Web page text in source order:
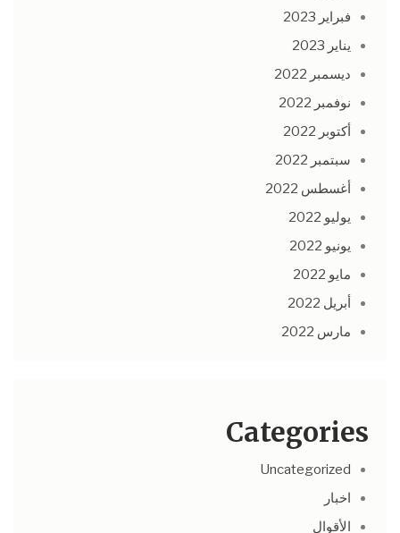
فبراير 2023
يناير 2023
ديسمبر 2022
نوفمبر 2022
أكتوبر 2022
سبتمبر 2022
أغسطس 2022
يوليو 2022
يونيو 2022
مايو 2022
أبريل 2022
مارس 2022
Categories
Uncategorized
اخبار
الأقوال